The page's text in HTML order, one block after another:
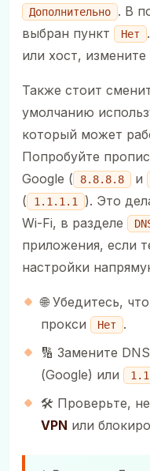
Дополнительно . В
выбран пункт
Нет
или хост, измените
Также стоит
умолчанию
который может
Попробуйте
Google (
8.8.8.8 и
(
1.1.1.1
). Это
Wi-Fi, в разделе
приложения, если
настройки
🌐 Убедитесь,
прокси
Нет
.
🔢 Замените
(Google) или
🛠️ Проверьте,
VPN или